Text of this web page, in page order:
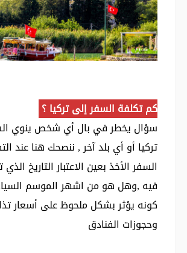
كم تكلفة السفر إلى تركيا ؟
سؤال يخطر في بال أي شخص ينوي
تركيا أو أي بلد آخر , ننصحك هنا عند
السفر الأخذ بعين الاعتبار التاريخ
فيه ,وهل هو من اشهر الموسم
كونه يؤثر بشكل ملحوظ على أسعار
وحجوزات الفنادق